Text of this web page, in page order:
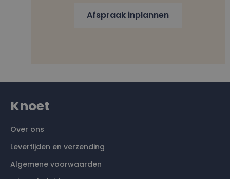
Afspraak inplannen
Knoet
Over ons
Levertijden en verzending
Algemene voorwaarden